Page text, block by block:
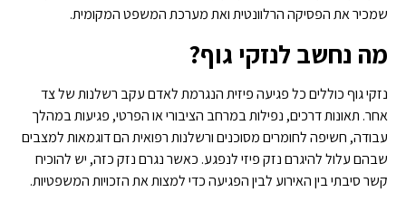
שמכיר את הפסיקה הרלוונטית ואת מערכת המשפט המקומית.
מה נחשב לנזקי גוף?
נזקי גוף כוללים כל פגיעה פיזית הנגרמת לאדם עקב רשלנות של צד
אחר. תאונות דרכים, נפילות במרחב הציבורי או הפרטי, פגיעות במהלך
עבודה, חשיפה לחומרים מסוכנים ורשלנות רפואית הם דוגמאות למצבים
שבהם עלול להיגרם נזק פיזי לנפגע. כאשר נגרם נזק כזה, יש להוכיח
קשר סיבתי בין האירוע לבין הפגיעה כדי למצות את הזכויות המשפטיות.